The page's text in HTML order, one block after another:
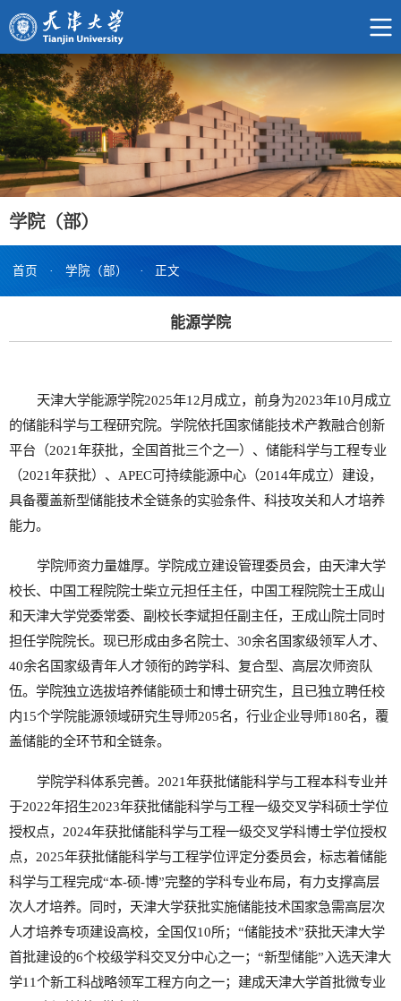
学院（部）
首页 · 学院（部） · 正文
能源学院
天津大学能源学院2025年12月成立，前身为2023年10月成立
的储能科学与工程研究院。学院依托国家储能技术产教融合创新
平台（2021年获批，全国首批三个之一）、储能科学与工程专业
（2021年获批）、APEC可持续能源中心（2014年成立）建设，
具备覆盖新型储能技术全链条的实验条件、科技攻关和人才培养
能力。
学院师资力量雄厚。学院成立建设管理委员会，由天津大学
校长、中国工程院院士柴立元担任主任，中国工程院院士王成山
和天津大学党委常委、副校长李斌担任副主任，王成山院士同时
担任学院院长。现已形成由多名院士、30余名国家级领军人才、
40余名国家级青年人才领衔的跨学科、复合型、高层次师资队
伍。学院独立选拔培养储能硕士和博士研究生，且已独立聘任校
内15个学院能源领域研究生导师205名，行业企业导师180名，覆
盖储能的全环节和全链条。
学院学科体系完善。2021年获批储能科学与工程本科专业并
于2022年招生2023年获批储能科学与工程一级交叉学科硕士学位
授权点，2024年获批储能科学与工程一级交叉学科博士学位授权
点，2025年获批储能科学与工程学位评定分委员会，标志着储能
科学与工程完成“本-硕-博”完整的学科专业布局，有力支撑高层
次人才培养。同时，天津大学获批实施储能技术国家急需高层次
人才培养专项建设高校，全国仅10所；“储能技术”获批天津大学
首批建设的6个校级学科交叉分中心之一；“新型储能”入选天津大
学11个新工科战略领军工程方向之一；建成天津大学首批微专业